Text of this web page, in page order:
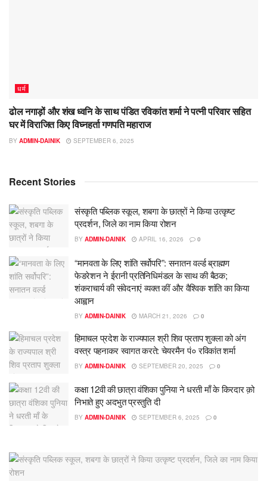
धर्म
ढोल नगाड़ों और शंख ध्वनि के साथ पंडित रविकांत शर्मा ने पत्नी परिवार सहित
घर में विराजित किए विघ्नहर्ता गणपति महाराज
BY ADMIN-DAINIK SEPTEMBER 6, 2025
Recent Stories
संस्कृति पब्लिक स्कूल, शबगा के छात्रों ने किया उत्कृष्ट
प्रदर्शन, जिले का नाम किया रोशन
BY ADMIN-DAINIK APRIL 16, 2026 0
“मानवता के लिए शांति सर्वोपरि”: सनातन वर्ल्ड ब्राह्मण
फेडरेशन ने ईरानी प्रतिनिधिमंडल के साथ की बैठक;
शंकराचार्य की संवेदनाएं व्यक्त कीं और वैश्विक शांति का किया
आह्वान
BY ADMIN-DAINIK MARCH 21, 2026 0
हिमाचल प्रदेश के राज्यपाल श्री शिव प्रताप शुक्ला को अंग
वस्त्र पहनाकर स्वागत करते: चेयरमैन पं० रविकांत शर्मा
BY ADMIN-DAINIK SEPTEMBER 20, 2025 0
कक्षा 12वी की छात्रा वंशिका पुनिया ने धरती माँ के किरदार क़ो
निभाते हुए अदभुत प्रस्तुति दी
BY ADMIN-DAINIK SEPTEMBER 6, 2025 0